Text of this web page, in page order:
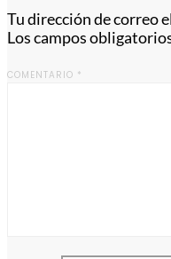
Tu dirección de correo
Los campos
COMENTARIO *